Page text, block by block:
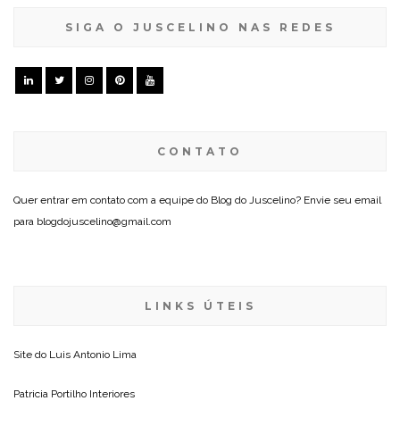
SIGA O JUSCELINO NAS REDES
CONTATO
Quer entrar em contato com a equipe do Blog do Juscelino? Envie seu email
para blogdojuscelino@gmail.com
LINKS ÚTEIS
Site do Luis Antonio Lima
Patricia Portilho Interiores